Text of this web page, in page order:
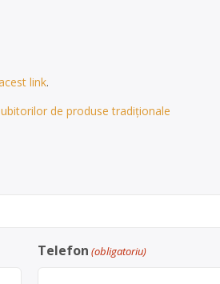
link.
de produse tradiționale
Telefon (obligatoriu)